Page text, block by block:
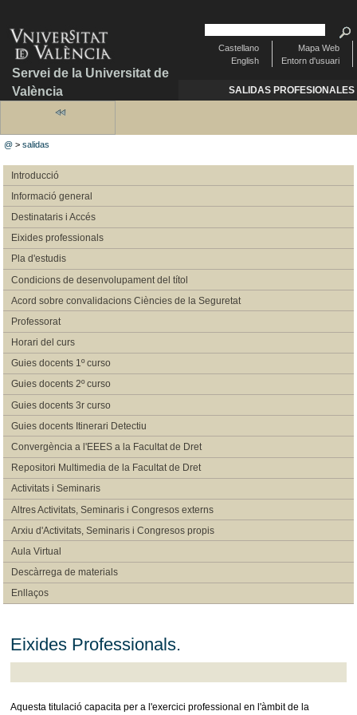
Servei de la Universitat de
València
Mapa Web
Entorn d'usuari
Castellano
English
SALIDAS PROFESIONALES
@ >salidas
Introducció
Informació general
Destinataris i Accés
Eixides professionals
Pla d'estudis
Condicions de desenvolupament del títol
Acord sobre convalidacions Ciències de la Seguretat
Professorat
Horari del curs
Guies docents 1º curso
Guies docents 2º curso
Guies docents 3r curso
Guies docents Itinerari Detectiu
Convergència a l'EEES a la Facultat de Dret
Repositori Multimedia de la Facultat de Dret
Activitats i Seminaris
Altres Activitats, Seminaris i Congresos externs
Arxiu d'Activitats, Seminaris i Congresos propis
Aula Virtual
Descàrrega de materials
Enllaços
Eixides Professionals.
Aquesta titulació capacita per a l'exercici professional en l'àmbit de la